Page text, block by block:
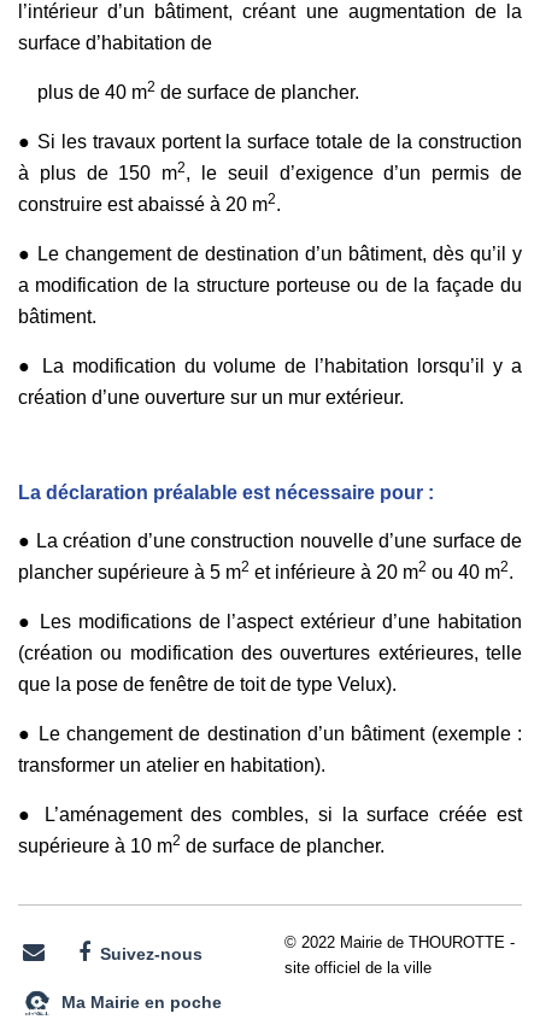
l’intérieur d’un bâtiment, créant une augmentation de la
surface d’habitation de
plus de 40 m2 de surface de plancher.
● Si les travaux portent la surface totale de la construction
à plus de 150 m2, le seuil d’exigence d’un permis de
construire est abaissé à 20 m2.
● Le changement de destination d’un bâtiment, dès qu’il y
a modification de la structure porteuse ou de la façade du
bâtiment.
● La modification du volume de l’habitation lorsqu’il y a
création d’une ouverture sur un mur extérieur.
La déclaration préalable est nécessaire pour :
● La création d’une construction nouvelle d’une surface de
plancher supérieure à 5 m2 et inférieure à 20 m2 ou 40 m2.
● Les modifications de l’aspect extérieur d’une habitation
(création ou modification des ouvertures extérieures, telle
que la pose de fenêtre de toit de type Velux).
● Le changement de destination d’un bâtiment (exemple :
transformer un atelier en habitation).
● L’aménagement des combles, si la surface créée est
supérieure à 10 m2 de surface de plancher.
Suivez-nous
Ma Mairie en poche
© 2022 Mairie de THOUROTTE -
site officiel de la ville